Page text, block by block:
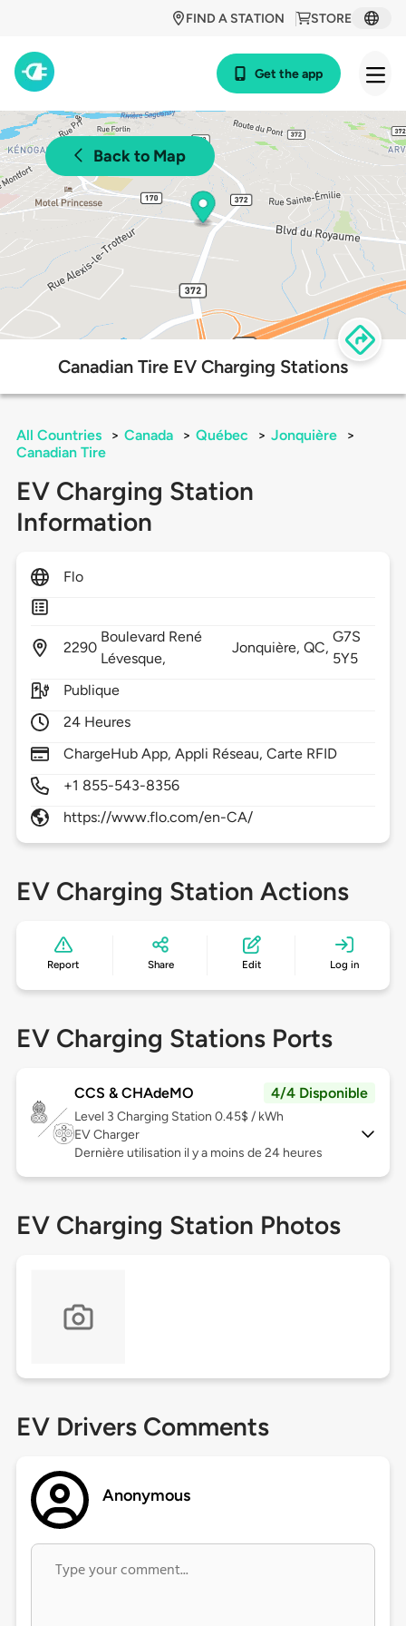
STORE
FIND A STATION
Get the app
Back to Map
Canadian Tire EV Charging Stations
All Countries > Canada > Québec > Jonquière
>
Canadian Tire
EV Charging Station
Information
Flo
2290
Boulevard René
Lévesque,
Jonquière, QC,
G7S
5Y5
Publique
24 Heures
ChargeHub App, Appli Réseau, Carte RFID
+1 855-543-8356
https://www.flo.com/en-CA/
EV Charging Station Actions
Report Share Edit Log in
EV Charging Stations Ports
CCS & CHAdeMO 4/4 Disponible
Level 3 Charging Station 0.45$ / kWh
EV Charger
Dernière utilisation il y a moins de 24 heures
EV Charging Station Photos
EV Drivers Comments
Anonymous